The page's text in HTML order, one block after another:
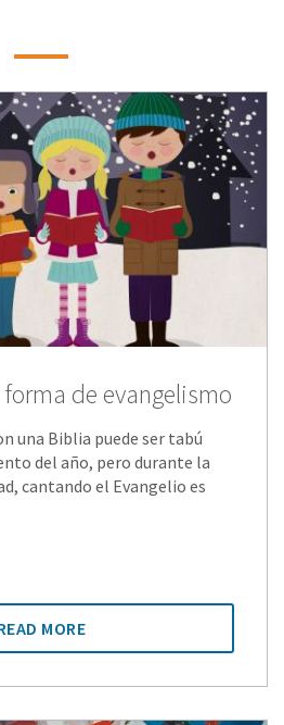
de evangelismo
una Biblia puede ser tabú
del año, pero durante la
cantando el Evangelio es
MORE